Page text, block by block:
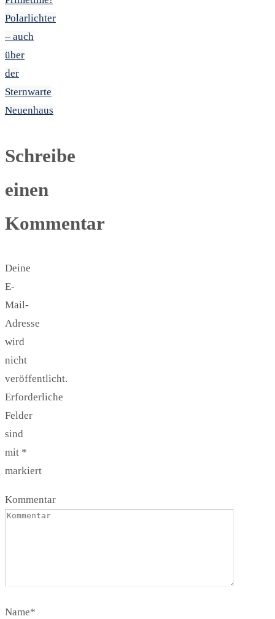
Polarlichter
– auch
über
der
Sternwarte
Neuenhaus
Schreibe
einen
Kommentar
Deine
E-
Mail-
Adresse
wird
nicht
veröffentlicht.
Erforderliche
Felder
sind
mit *
markiert
Kommentar
Name*